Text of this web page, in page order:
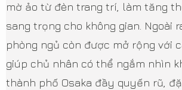
mờ ảo từ đèn trang trí, làm tăng
sang trọng cho không gian. Ngoài
phòng ngủ còn được mở rộng với
giúp chủ nhân có thể ngắm nhìn
thành phố Osaka đầy quyến rũ,